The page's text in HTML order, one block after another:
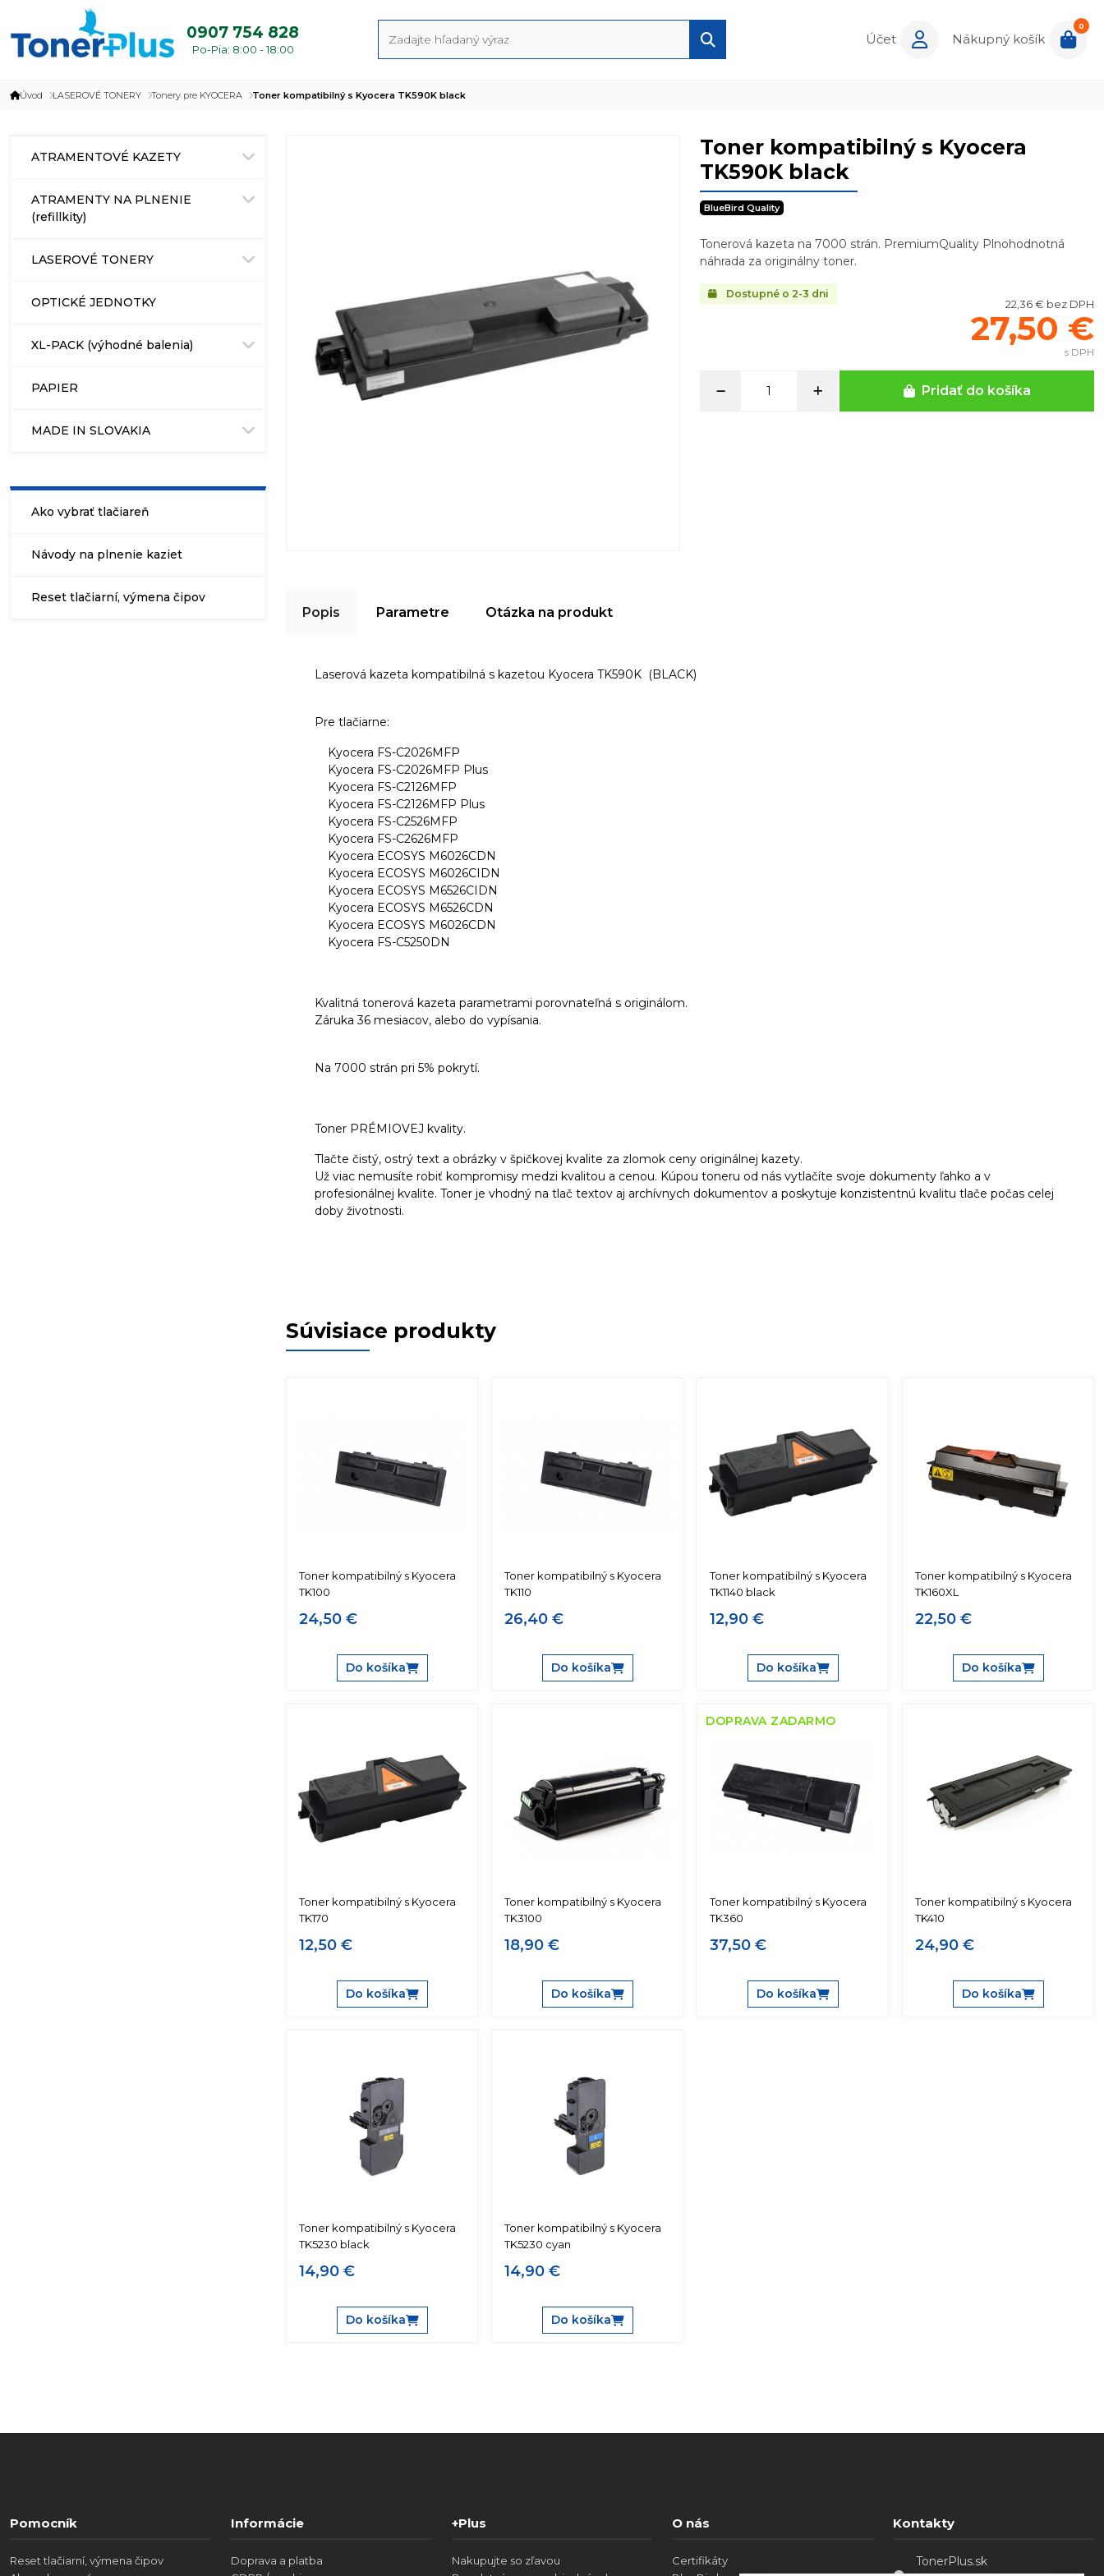
0907 754 828
Po-Pia: 8:00 - 18:00
Účet Nákupný košík
0
Úvod LASEROVÉ TONERY Tonery pre KYOCERA Toner kompatibilný s Kyocera TK590K black
ATRAMENTOVÉ KAZETY
ATRAMENTY NA PLNENIE
(refillkity)
LASEROVÉ TONERY
OPTICKÉ JEDNOTKY
XL-PACK (výhodné balenia)
PAPIER
MADE IN SLOVAKIA
Ako vybrať tlačiareň
Návody na plnenie kaziet
Reset tlačiarní, výmena čipov
Toner kompatibilný s Kyocera
TK590K black
BlueBird Quality
Tonerová kazeta na 7000 strán. PremiumQuality Plnohodnotná
náhrada za originálny toner.
Dostupné o 2-3 dni
22,36 € bez DPH
27,50 €
s DPH
Pridať do košíka
Popis Parametre Otázka na produkt
Laserová kazeta kompatibilná s kazetou Kyocera TK590K (BLACK)
Pre tlačiarne:
Kyocera FS-C2026MFP
Kyocera FS-C2026MFP Plus
Kyocera FS-C2126MFP
Kyocera FS-C2126MFP Plus
Kyocera FS-C2526MFP
Kyocera FS-C2626MFP
Kyocera ECOSYS M6026CDN
Kyocera ECOSYS M6026CIDN
Kyocera ECOSYS M6526CIDN
Kyocera ECOSYS M6526CDN
Kyocera ECOSYS M6026CDN
Kyocera FS-C5250DN
Kvalitná tonerová kazeta parametrami porovnateľná s originálom.
Záruka 36 mesiacov, alebo do vypísania.
Na 7000 strán pri 5% pokrytí.
Toner PRÉMIOVEJ kvality.
Tlačte čistý, ostrý text a obrázky v špičkovej kvalite za zlomok ceny originálnej kazety.
Už viac nemusíte robiť kompromisy medzi kvalitou a cenou. Kúpou toneru od nás vytlačíte svoje dokumenty ľahko a v
profesionálnej kvalite. Toner je vhodný na tlač textov aj archívnych dokumentov a poskytuje konzistentnú kvalitu tlače počas celej
doby životnosti.
Súvisiace produkty
Toner kompatibilný s Kyocera
TK100
24,50 €
Do košíka
Toner kompatibilný s Kyocera
TK110
26,40 €
Do košíka
Toner kompatibilný s Kyocera
TK1140 black
12,90 €
Do košíka
Toner kompatibilný s Kyocera
TK160XL
22,50 €
Do košíka
Toner kompatibilný s Kyocera
TK170
12,50 €
Do košíka
Toner kompatibilný s Kyocera
TK3100
18,90 €
Do košíka
DOPRAVA ZADARMO
Toner kompatibilný s Kyocera
TK360
37,50 €
Do košíka
Toner kompatibilný s Kyocera
TK410
24,90 €
Do košíka
Toner kompatibilný s Kyocera
TK5230 black
14,90 €
Do košíka
Toner kompatibilný s Kyocera
TK5230 cyan
14,90 €
Do košíka
Pomocník
Reset tlačiarní, výmena čipov
Informácie
Doprava a platba
+Plus
Nakupujte so zľavou
O nás
Certifikáty
Kontakty
TonerPlus.sk